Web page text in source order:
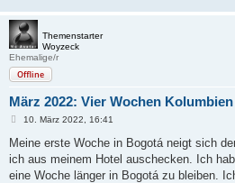
Themenstarter
Woyzeck
Ehemalige/r
Offline
März 2022: Vier Wochen Kolumbien
B
i
r
a
10. März 2022, 16:41
Meine erste Woche in Bogotá neigt sich
ich aus meinem Hotel auschecken. Ich
eine Woche länger in Bogotá zu bleiben.